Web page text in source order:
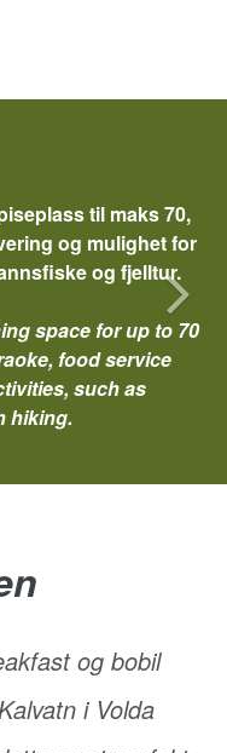
vann,
Vår nye grillstue kan
til arrangementer –
mat i lune
water, sanitation
barbecue area can
events - perfect for
og bobil
i Volda